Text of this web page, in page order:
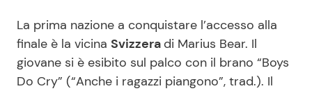
La prima nazione a conquistare l’accesso alla
finale è la vicina Svizzera di Marius Bear. Il
giovane si è esibito sul palco con il brano “Boys
Do Cry” (“Anche i ragazzi piangono”, trad.). Il